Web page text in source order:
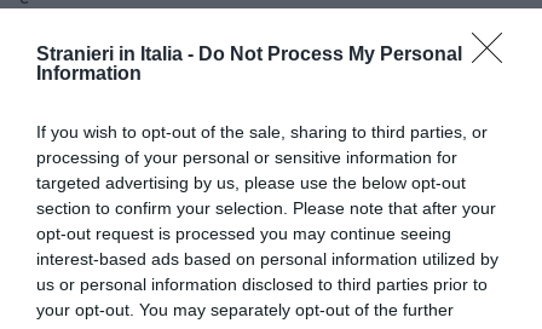
Stranieri in Italia - Do Not Process My Personal
Information
If you wish to opt-out of the sale, sharing to third parties, or
processing of your personal or sensitive information for
targeted advertising by us, please use the below opt-out
section to confirm your selection. Please note that after your
opt-out request is processed you may continue seeing
interest-based ads based on personal information utilized by
us or personal information disclosed to third parties prior to
your opt-out. You may separately opt-out of the further
Il ricorrente impugna il decreto del Questore
istanza di rilascio dei permesso di soggiorno. Tale
decreto, nella copia prodotta in giudizio, riporta a
stampa la dicitura finale “Il Questore (Riccio)”,
senza tuttavia che risulti la sottoscrizione
autografa dell’organo emanante. Tuttavia la
stessa copia prodotta in atti riporta altresì il